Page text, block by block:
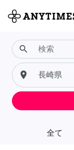
全て
search
place